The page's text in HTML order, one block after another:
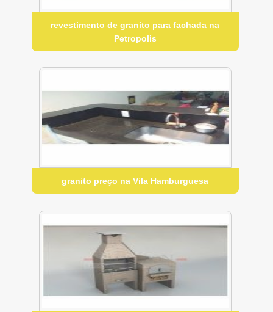
revestimento de granito para fachada na
Petropolis
granito preço na Vila Hamburguesa